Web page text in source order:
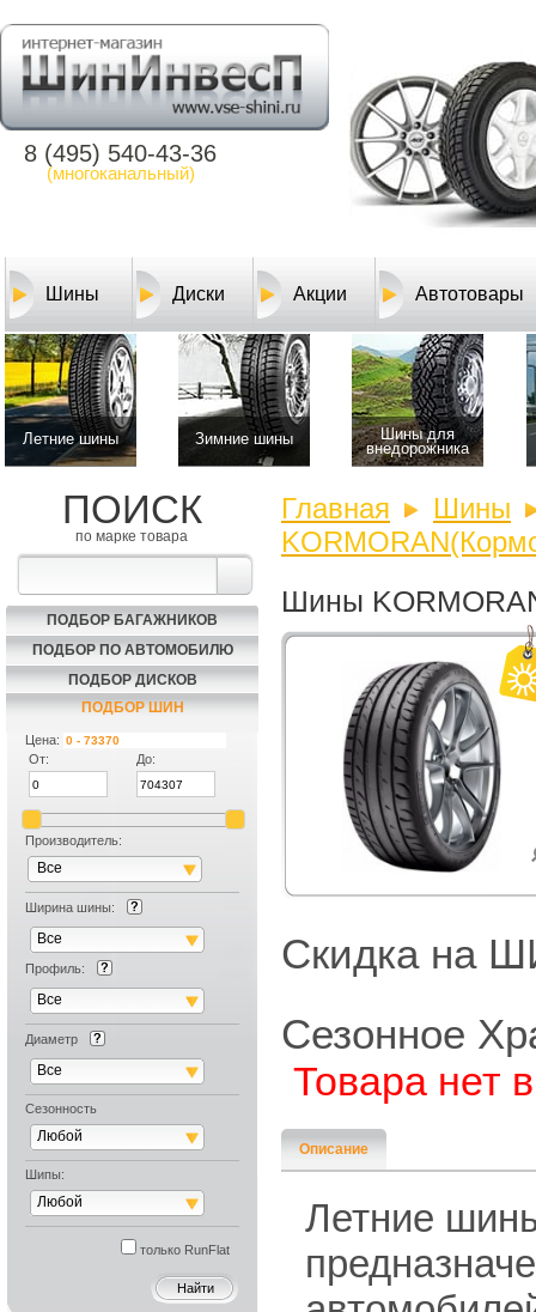
8 (495) 540-43-36
(многоканальный)
Шины Диски Акции Автотовары
Летние шины Зимние шины
Шины для
внедорожника
ПОИСК
по марке товара
ПОДБОР БАГАЖНИКОВ
ПОДБОР ПО АВТОМОБИЛЮ
ПОДБОР ДИСКОВ
ПОДБОР ШИН
Цена:
От:
До:
Производитель:
Все
Ширина шины:
Все
Профиль:
Все
Диаметр
Все
Сезонность
Любой
Шипы:
Любой
только RunFlat
Главная
Шины
Шины
Скидка на
Сезонное
Товара нет
Описание
Летние